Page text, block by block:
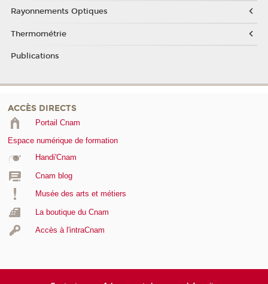
Rayonnements Optiques
Thermométrie
Publications
ACCÈS DIRECTS
Portail Cnam
Espace numérique de formation
Handi'Cnam
Cnam blog
Musée des arts et métiers
La boutique du Cnam
Accès à l'intraCnam